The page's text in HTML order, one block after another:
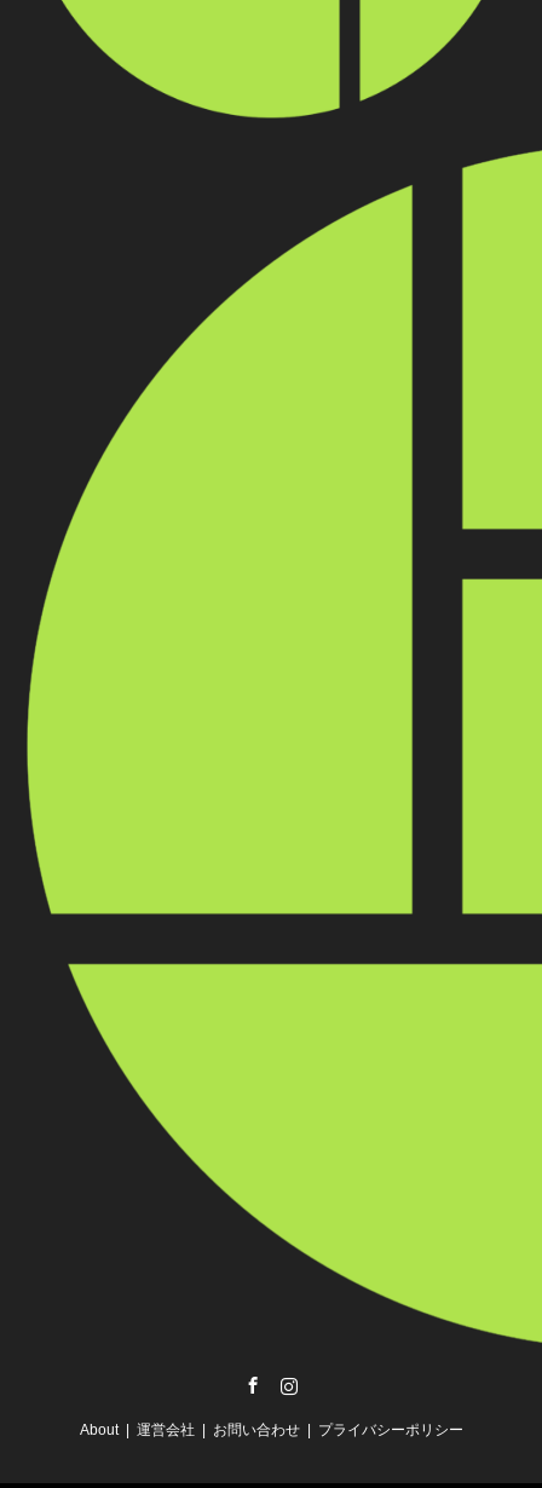
About 運営会社 お問い合わせ プライバシーポリシー